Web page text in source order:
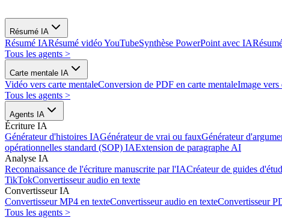
Résumé IA
Résumé IARésumé vidéo YouTubeSynthèse PowerPoint avec IA
Tous les agents >
Carte mentale IA
Vidéo vers carte mentaleConversion de PDF en carte mentaleImage vers
Tous les agents >
Agents IA
Écriture IA
Générateur d'histoires IAGénérateur de vrai ou fauxGénérateur
opérationnelles standard (SOP) IAExtension de paragraphe AI
Analyse IA
Reconnaissance de l'écriture manuscrite par l'IACréateur de guides
TikTokConvertisseur audio en texte
Convertisseur IA
Convertisseur MP4 en texteConvertisseur audio en texteConvertisseur
Tous les agents >